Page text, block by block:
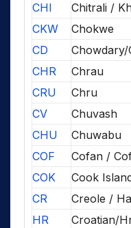
CHI
Chitrali /
CKW
Chokwe
CD
CHR
Chrau
CRU
Chru
CV
Chuvash
CHU
Chuwabu
COF
Cofan /
COK
Cook
CR
Creole /
HR
Croatian/